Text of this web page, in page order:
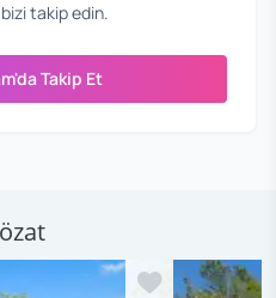
takip edin.
Takip Et